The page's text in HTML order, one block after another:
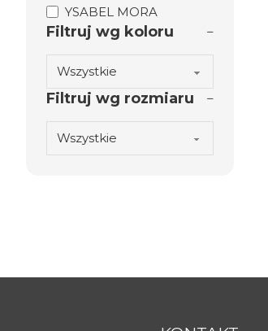
YSABEL MORA
Filtruj wg koloru
Filtruj wg rozmiaru